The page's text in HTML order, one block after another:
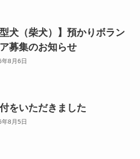
型犬（柴犬）】預かりボラン
募集のお知らせ
8月6日
をいただきました
8月5日